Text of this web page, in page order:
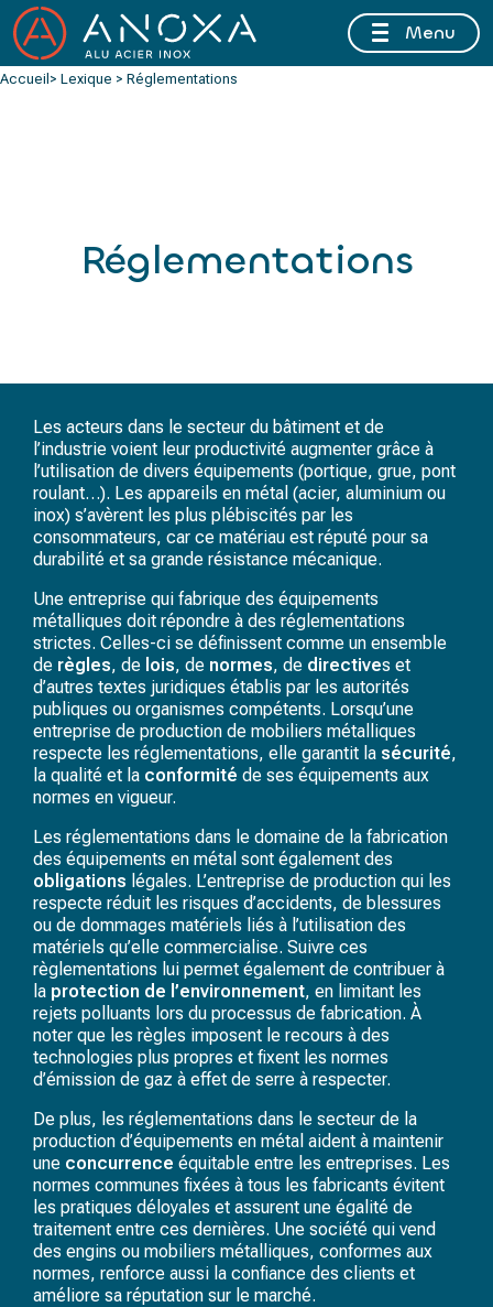
FERMETURE ESTIVALE DU 10 AU 16 AOÛT 2026 INCLUSMenu
Accueil > Lexique > Réglementations
Réglementations
Les acteurs dans le secteur du bâtiment et de
l’industrie voient leur productivité augmenter grâce à
l’utilisation de divers équipements (portique, grue, pont
roulant…). Les appareils en métal (acier, aluminium ou
inox) s’avèrent les plus plébiscités par les
consommateurs, car ce matériau est réputé pour sa
durabilité et sa grande résistance mécanique.
Une entreprise qui fabrique des équipements
métalliques doit répondre à des réglementations
strictes. Celles-ci se définissent comme un ensemble
de règles, de lois, de normes, de directives et
d’autres textes juridiques établis par les autorités
publiques ou organismes compétents. Lorsqu’une
entreprise de production de mobiliers métalliques
respecte les réglementations, elle garantit la sécurité,
la qualité et la conformité de ses équipements aux
normes en vigueur.
Les réglementations dans le domaine de la fabrication
des équipements en métal sont également des
obligations légales. L’entreprise de production qui les
respecte réduit les risques d’accidents, de blessures
ou de dommages matériels liés à l’utilisation des
matériels qu’elle commercialise. Suivre ces
règlementations lui permet également de contribuer à
la protection de l’environnement, en limitant les
rejets polluants lors du processus de fabrication. À
noter que les règles imposent le recours à des
technologies plus propres et fixent les normes
d’émission de gaz à effet de serre à respecter.
De plus, les réglementations dans le secteur de la
production d’équipements en métal aident à maintenir
une concurrence équitable entre les entreprises. Les
normes communes fixées à tous les fabricants évitent
les pratiques déloyales et assurent une égalité de
traitement entre ces dernières. Une société qui vend
des engins ou mobiliers métalliques, conformes aux
normes, renforce aussi la confiance des clients et
améliore sa réputation sur le marché.